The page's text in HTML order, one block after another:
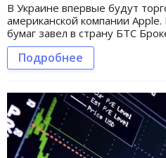
В Украине впервые будут
американской компании
бумаг завел в страну БТС
Подробнее